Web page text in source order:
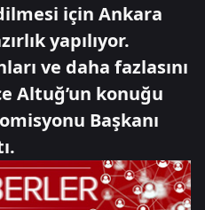
için Ankara
yapılıyor.
ve daha fazlasını
Altuğ’un konuğu
Başkanı